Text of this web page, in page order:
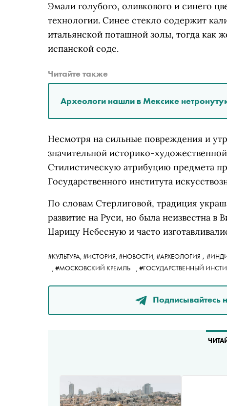
Эмали голубого, оливкового и синего
технологии. Синее стекло содержит
итальянской поташной золы, тогда как
испанской соде.
Читайте также
Археологи нашли в Мексике
Несмотря на сильные повреждения и
значительной историко-
Стилистическую атрибуцию предмета
Государственного института
По словам Стерлиговой, традиция
развитие на Руси, но была неизвестна в
Царицу Небесную и часто
#КУЛЬТУРА, #ИСТОРИЯ, #НОВОСТИ, #АРХЕОЛОГИЯ ,
, #МОСКОВСКИЙ КРЕМЛЬ , #ГОСУДАРСТВЕННЫЙ
Подписывайтесь